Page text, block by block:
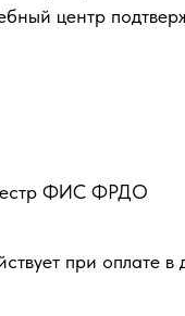
центр
ФИС ФРДО
при оплате